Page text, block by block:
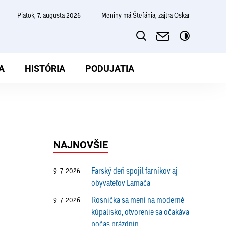
piatok, 7. augusta 2026 Meniny má Štefánia, zajtra Oskar
HISTÓRIA PODUJATIA
NAJNOVŠIE
9. 7. 2026
Farský deň spojil farníkov aj
obyvateľov Lamača
9. 7. 2026
Rosnička sa mení na moderné
kúpalisko, otvorenie sa očakáva